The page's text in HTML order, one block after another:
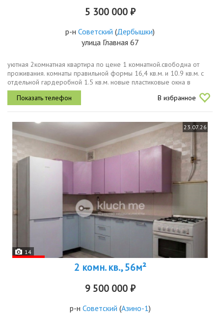
5 300 000 ₽
р-н Советский (Дербышки)
улица Главная 67
уютная 2комнатная квартира по цене 1 комнатной.свободна от
проживания. комнаты правильной формы 16,4 кв.м. и 10.9 кв.м. с
отдельной гардеробной 1.5 кв.м. новые пластиковые окна в
квартире светло даже во второй половине дня, а ещё они
обеспечивают...
В избранное
23.07.26
14
2 комн. кв., 56м²
9 500 000 ₽
р-н Советский (Азино-1)